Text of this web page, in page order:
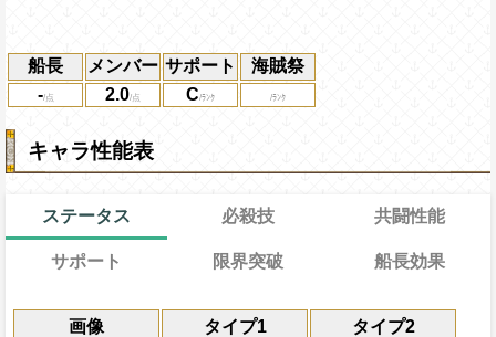
船長 メンバー サポート
海賊祭
-
2.0 C
キャラ性能表
ステータス
画像 タイプ1 タイプ2
必殺技
通常 26→16ターン
限界突破
共闘性能
共闘性能
サポート 限界突破
習得する効果
船長効果
通常時